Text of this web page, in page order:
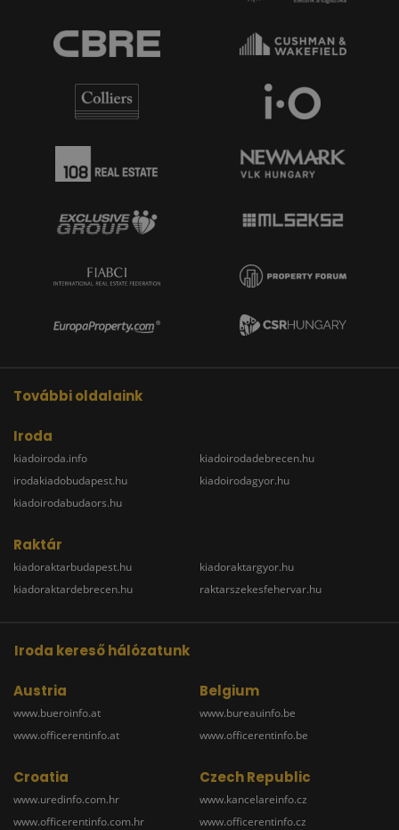
További oldalaink
Iroda
kiadoiroda.info
irodakiadobudapest.hu
kiadoirodabudaors.hu
kiadoirodadebrecen.hu
kiadoirodagyor.hu
Raktár
kiadoraktarbudapest.hu
kiadoraktardebrecen.hu
kiadoraktargyor.hu
raktarszekesfehervar.hu
Iroda kereső hálózatunk
Austria
www.bueroinfo.at
www.officerentinfo.at
Belgium
www.bureauinfo.be
www.officerentinfo.be
Croatia
www.uredinfo.com.hr
www.officerentinfo.com.hr
Czech Republic
www.kancelareinfo.cz
www.officerentinfo.cz